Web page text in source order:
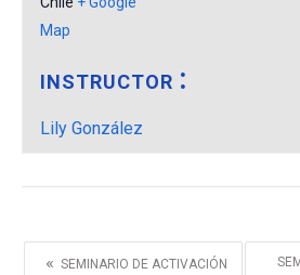
Map
INSTRUCTOR
Lily González
« SEMINARIO DE ACTIVACIÓN